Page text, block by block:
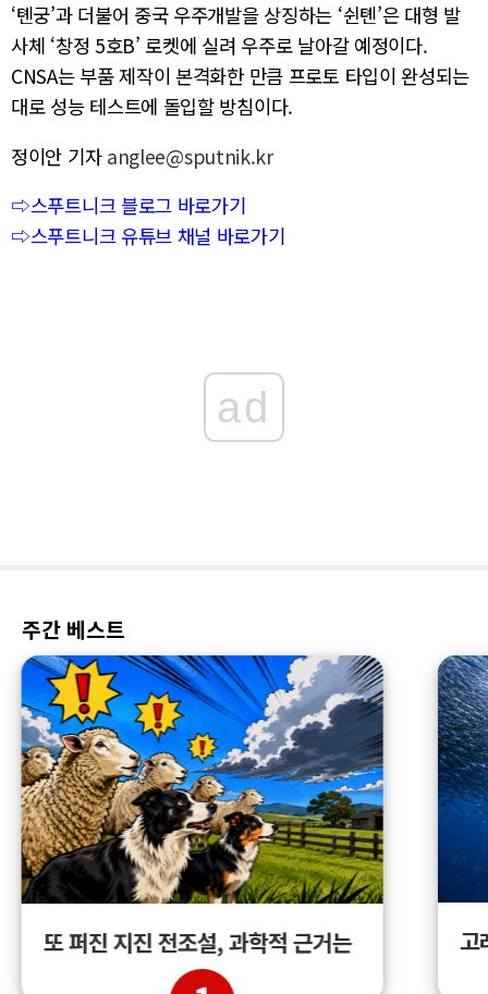
‘톈궁’과 더불어 중국 우주개발을 상징하는 ‘쉰톈’은 대형 발
사체 ‘창정 5호B’ 로켓에 실려 우주로 날아갈 예정이다.
CNSA는 부품 제작이 본격화한 만큼 프로토 타입이 완성되는
대로 성능 테스트에 돌입할 방침이다.
정이안 기자 anglee@sputnik.kr
⇨스푸트니크 블로그 바로가기
⇨스푸트니크 유튜브 채널 바로가기
ad
주간 베스트
또 퍼진 지진 전조설, 과학적 근거는 고